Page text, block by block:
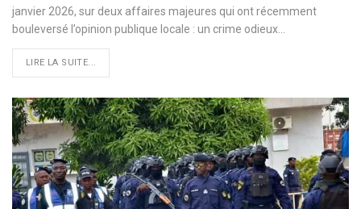
janvier 2026, sur deux affaires majeures qui ont récemment
bouleversé l’opinion publique locale : un crime odieux…
LIRE LA SUITE...